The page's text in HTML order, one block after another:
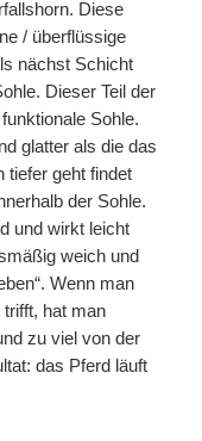
Diese
/ überflüssige
nächst Schicht
Dieser Teil der
Sohle.
glatter als die das
tiefer geht findet
der Sohle.
und wirkt leicht
weich und
Wenn man
hat man
zu viel von der
das Pferd läuft